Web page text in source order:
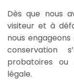
Dès que nous
visiteur et à
nous
conservation
probatoires
légale.